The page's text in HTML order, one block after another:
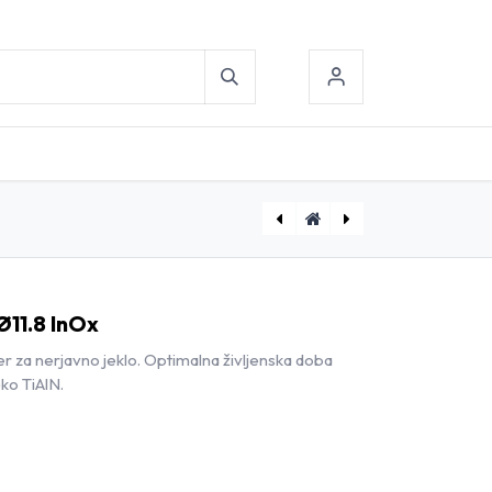
InOx
za nerjavno jeklo. Optimalna življenska doba
TiAlN.